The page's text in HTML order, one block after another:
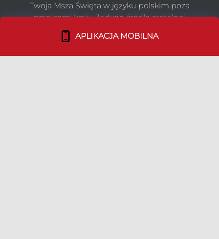
Twoja Msza Święta w języku polskim poza
granicami kraju. Jedyne źródło rzetelnej
APLIKACJA MOBILNA